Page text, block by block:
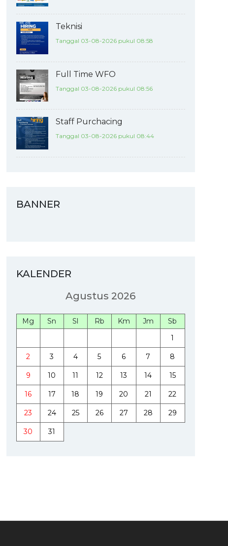
Teknisi
Tanggal 03-08-2026 pukul 08:58
Full Time WFO
Tanggal 03-08-2026 pukul 08:56
Staff Purchacing
Tanggal 03-08-2026 pukul 08:44
BANNER
KALENDER
Agustus 2026
Mg Sn Sl Rb Km Jm
Sb
1
2 3 4 5 6 7 8
9 10 11 12 13 14 15
16 17 18 19 20 21 22
23 24 25 26 27 28 29
30 31